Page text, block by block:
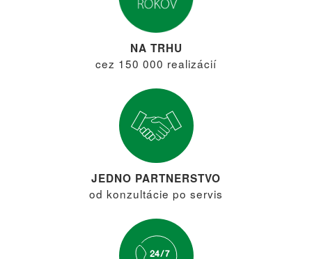
NA TRHU
cez 150 000 realizácií
JEDNO PARTNERSTVO
od konzultácie po servis